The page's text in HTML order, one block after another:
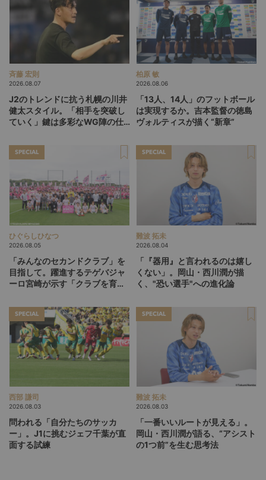
斉藤 宏則
2026.08.07
J2のトレンドに抗う札幌の川井
健太スタイル。「相手を突破し
ていく」鍵は多彩なWG陣の仕
柏原 敏
2026.08.06
「13人、14人」のフットボール
は実現するか。吉本監督の徳島
ヴォルティスが描く“新章”
SPECIAL
ひぐらしひなつ
2026.08.05
「みんなのセカンドクラブ」を
目指して。躍進するテゲバジャ
ーロ宮崎が示す「クラブを育て
SPECIAL
難波 拓未
2026.08.04
「『器用』と言われるのは嬉し
くない」。岡山・西川潤が描
く、"恐い選手"への進化論
SPECIAL
西部 謙司
2026.08.03
問われる「自分たちのサッカ
ー」。J1に挑むジェフ千葉が直
面する試練
SPECIAL
難波 拓未
2026.08.03
「一番いいルートが見える」。
岡山・西川潤が語る、“アシスト
の1つ前”を生む思考法